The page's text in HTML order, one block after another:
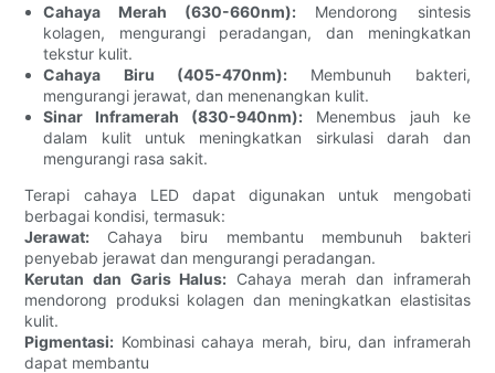
Cahaya Merah (630-660nm): Mendorong sintesis
kolagen, mengurangi peradangan, dan meningkatkan
tekstur kulit.
Cahaya Biru (405-470nm):Membunuh bakteri,
mengurangi jerawat, dan menenangkan kulit.
Sinar Inframerah (830-940nm): Menembus jauh ke
dalam kulit untuk meningkatkan sirkulasi darah dan
mengurangi rasa sakit.
Terapi cahaya LED dapat digunakan untuk mengobati
berbagai kondisi, termasuk:
Jerawat: Cahaya biru membantu membunuh bakteri
penyebab jerawat dan mengurangi peradangan.
Kerutan dan Garis Halus: Cahaya merah dan inframerah
mendorong produksi kolagen dan meningkatkan elastisitas
kulit.
Pigmentasi: Kombinasi cahaya merah, biru, dan inframerah
dapat membantu